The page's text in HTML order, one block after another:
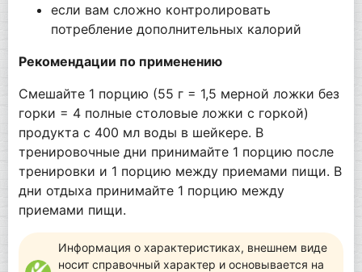
если вам сложно контролировать
потребление дополнительных калорий
Рекомендации по применению
Смешайте 1 порцию (55 г = 1,5 мерной ложки без
горки = 4 полные столовые ложки с горкой)
продукта с 400 мл воды в шейкере. В
тренировочные дни принимайте 1 порцию после
тренировки и 1 порцию между приемами пищи. В
дни отдыха принимайте 1 порцию между
приемами пищи.
Информация о характеристиках, внешнем виде
носит справочный характер и основывается на